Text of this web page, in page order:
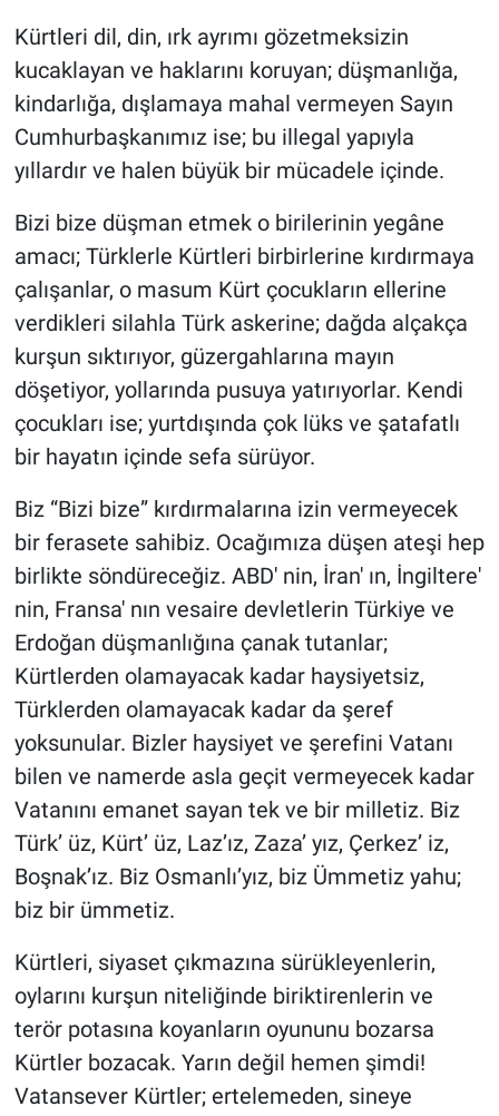
Kürtleri dil, din, ırk ayrımı gözetmeksizin
kucaklayan ve haklarını koruyan; düşmanlığa,
kindarlığa, dışlamaya mahal vermeyen Sayın
Cumhurbaşkanımız ise; bu illegal yapıyla
yıllardır ve halen büyük bir mücadele içinde.
Bizi bize düşman etmek o birilerinin yegâne
amacı; Türklerle Kürtleri birbirlerine kırdırmaya
çalışanlar, o masum Kürt çocukların ellerine
verdikleri silahla Türk askerine; dağda alçakça
kurşun sıktırıyor, güzergahlarına mayın
döşetiyor, yollarında pusuya yatırıyorlar. Kendi
çocukları ise; yurtdışında çok lüks ve şatafatlı
bir hayatın içinde sefa sürüyor.
Biz “Bizi bize” kırdırmalarına izin vermeyecek
bir ferasete sahibiz. Ocağımıza düşen ateşi hep
birlikte söndüreceğiz. ABD' nin, İran' ın, İngiltere'
nin, Fransa' nın vesaire devletlerin Türkiye ve
Erdoğan düşmanlığına çanak tutanlar;
Kürtlerden olamayacak kadar haysiyetsiz,
Türklerden olamayacak kadar da şeref
yoksunular. Bizler haysiyet ve şerefini Vatanı
bilen ve namerde asla geçit vermeyecek kadar
Vatanını emanet sayan tek ve bir milletiz. Biz
Türk’ üz, Kürt’ üz, Laz’ız, Zaza’ yız, Çerkez’ iz,
Boşnak’ız. Biz Osmanlı’yız, biz Ümmetiz yahu;
biz bir ümmetiz.
Kürtleri, siyaset çıkmazına sürükleyenlerin,
oylarını kurşun niteliğinde biriktirenlerin ve
terör potasına koyanların oyununu bozarsa
Kürtler bozacak. Yarın değil hemen şimdi!
Vatansever Kürtler; ertelemeden, sineye